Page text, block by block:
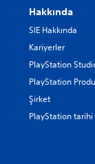
Hakkında
SIE Hakkında
Kariyerler
PlayStation
PlayStation
Şirket
PlayStation tarihi